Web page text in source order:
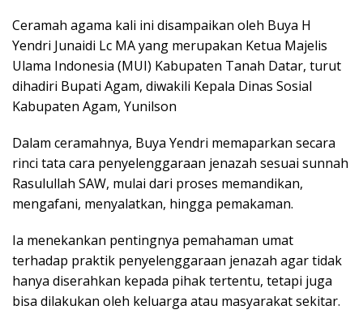
Ceramah agama kali ini disampaikan oleh Buya H
Yendri Junaidi Lc MA yang merupakan Ketua Majelis
Ulama Indonesia (MUI) Kabupaten Tanah Datar, turut
dihadiri Bupati Agam, diwakili Kepala Dinas Sosial
Kabupaten Agam, Yunilson
Dalam ceramahnya, Buya Yendri memaparkan secara
rinci tata cara penyelenggaraan jenazah sesuai sunnah
Rasulullah SAW, mulai dari proses memandikan,
mengafani, menyalatkan, hingga pemakaman.
Ia menekankan pentingnya pemahaman umat
terhadap praktik penyelenggaraan jenazah agar tidak
hanya diserahkan kepada pihak tertentu, tetapi juga
bisa dilakukan oleh keluarga atau masyarakat sekitar.